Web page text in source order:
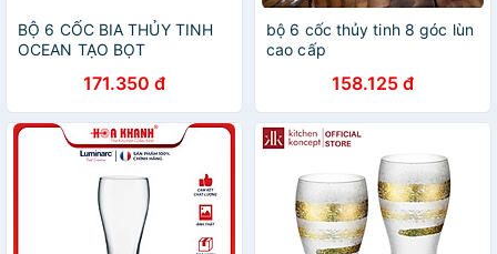
BỘ 6 CỐC BIA THỦY TINH
OCEAN TẠO BỌT
171.350 đ
bộ 6 cốc thủy tinh 8 góc lùn
cao cấp
158.125 đ